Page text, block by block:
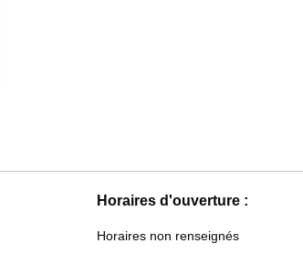
Horaires d'ouverture :
Horaires non renseignés